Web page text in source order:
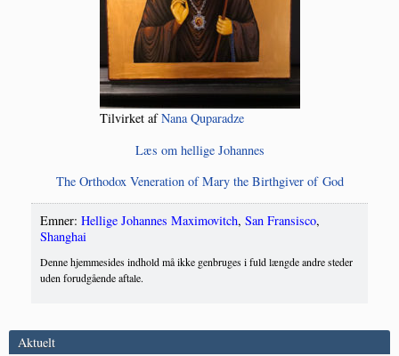
Til­vir­ket afNana Qupa­radze
Læs om hel­li­ge Johannes
The Ortho­dox Vene­ra­tion of Mary the Bir­t­h­gi­ver of God
Emner: Hellige Johannes Maximovitch, San Fransisco,
Shanghai
Denne hjemmesides indhold må ikke genbruges i fuld længde andre steder
uden forudgående aftale.
Aktuelt